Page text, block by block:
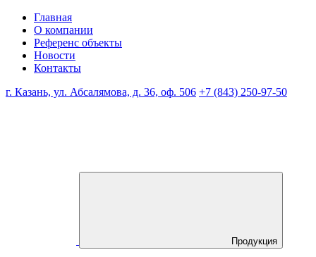
Главная
О компании
Референс объекты
Новости
Контакты
г. Казань, ул. Абсалямова, д. 36, оф. 506 +7 (843) 250-97-50
Продукция